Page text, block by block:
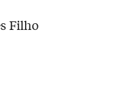
Filho